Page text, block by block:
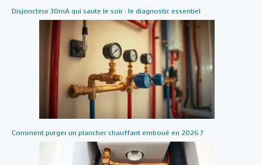
Disjoncteur 30mA qui saute le soir : le diagnostic essentiel
Comment purger un plancher chauffant emboué en 2026 ?